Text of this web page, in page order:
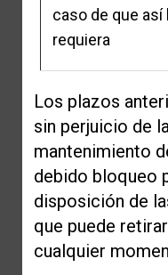
caso de que así
requiera
Los plazos
sin perjuicio de
mantenimiento
debido bloqueo
disposición de
que puede
cualquier